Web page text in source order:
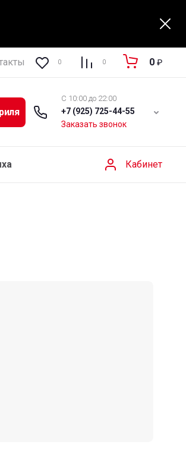
Регистрация Полезная
0 0 0 ₽
C 10:00 до 22:00
+7 (925) 725-44-55
Заказать звонок
Кабинет